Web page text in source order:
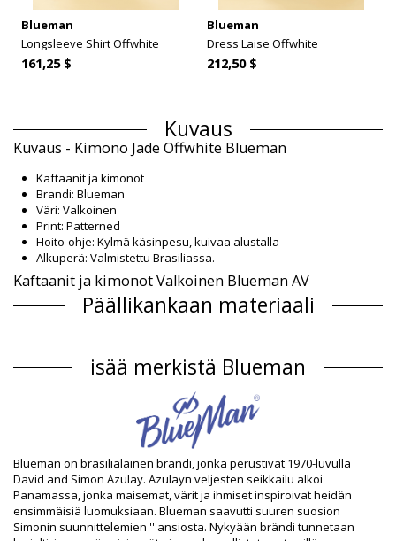
Blueman
Longsleeve Shirt Offwhite
161,25 $
Blueman
Dress Laise Offwhite
212,50 $
Kuvaus
Kuvaus - Kimono Jade Offwhite Blueman
Kaftaanit ja kimonot
Brandi: Blueman
Väri: Valkoinen
Print: Patterned
Hoito-ohje: Kylmä käsinpesu, kuivaa alustalla
Alkuperä: Valmistettu Brasiliassa.
Kaftaanit ja kimonot Valkoinen Blueman AV
Päällikankaan materiaali
Tuotetiedot
Paketti sisältää: 1 x Kaftaanit ja kimonot (Muut tarvikkeet eivät
sisälly toimitukseen)
EAN: S (7909780281230), M (7909780281247), L (7909780281254),
XL (7909780281261)
Kuviointien vertailu: BLM AV25 OFFWHITE
Toimittajan viite: PC.14.0100-019
Paino: 450g / 0.99lb / 15.87oz
isää merkistä Blueman
Blueman on brasilialainen brändi, jonka perustivat 1970-luvulla
David and Simon Azulay. Azulayn veljesten seikkailu alkoi
Panamassa, jonka maisemat, värit ja ihmiset inspiroivat heidän
ensimmäisiä luomuksiaan. Blueman saavutti suuren suosion
Simonin suunnittelemien '' ansiosta. Nykyään brändi tunnetaan